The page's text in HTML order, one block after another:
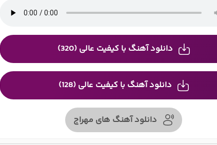
دانلود آهنگ با کیفیت عالی (320)
دانلود آهنگ با کیفیت عالی (128)
دانلود آهنگ های مهراج